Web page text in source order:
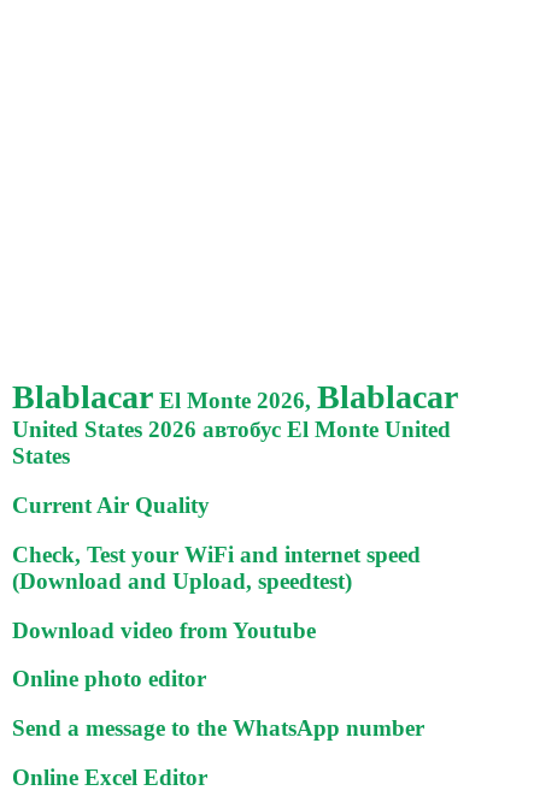
Blablacar El Monte 2026, Blablacar
United States 2026 автобус El Monte United
States
Current Air Quality
Check, Test your WiFi and internet speed
(Download and Upload, speedtest)
Download video from Youtube
Online photo editor
Send a message to the WhatsApp number
Online Excel Editor